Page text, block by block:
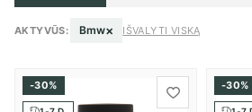
AKTYVŪS: Bmw× IŠVALYTI VISKĄ
-30% -30%